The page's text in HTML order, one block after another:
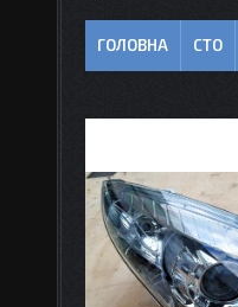
ГОЛОВНА СТО